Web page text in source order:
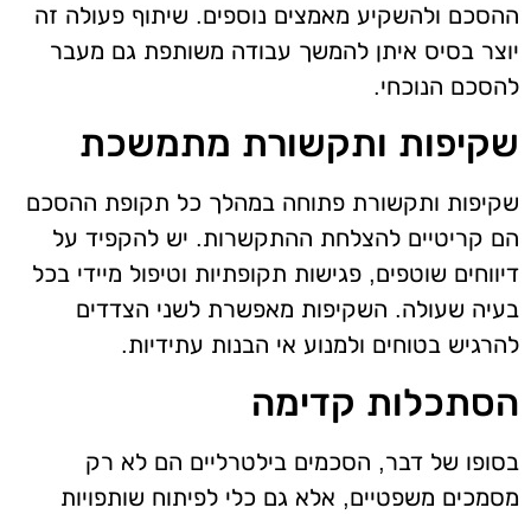
ההסכם ולהשקיע מאמצים נוספים. שיתוף פעולה זה
יוצר בסיס איתן להמשך עבודה משותפת גם מעבר
להסכם הנוכחי.
שקיפות ותקשורת מתמשכת
שקיפות ותקשורת פתוחה במהלך כל תקופת ההסכם
הם קריטיים להצלחת ההתקשרות. יש להקפיד על
דיווחים שוטפים, פגישות תקופתיות וטיפול מיידי בכל
בעיה שעולה. השקיפות מאפשרת לשני הצדדים
להרגיש בטוחים ולמנוע אי הבנות עתידיות.
הסתכלות קדימה
בסופו של דבר, הסכמים בילטרליים הם לא רק
מסמכים משפטיים, אלא גם כלי לפיתוח שותפויות